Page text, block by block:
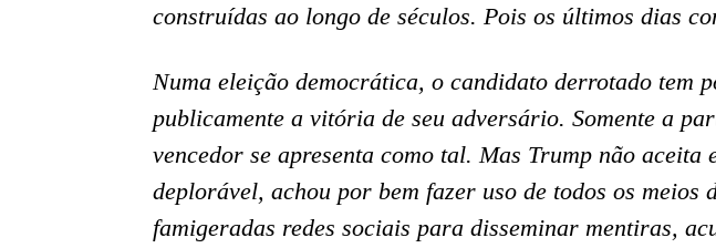
construídas ao longo de séculos. Pois os últimos dias
Numa eleição democrática, o candidato derrotado tem
publicamente a vitória de seu adversário. Somente a
vencedor se apresenta como tal. Mas Trump não aceita
deplorável, achou por bem fazer uso de todos os meios
famigeradas redes sociais para disseminar mentiras,